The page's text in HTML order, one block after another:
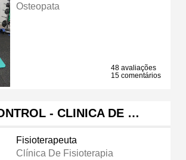
Osteopata
48 avaliações
15 comentários
- CLINICA DE …
Fisioterapeuta
Clínica De Fisioterapia